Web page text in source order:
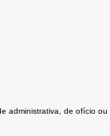
de ofício